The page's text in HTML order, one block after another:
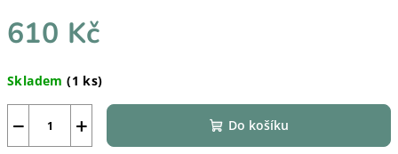
610 Kč
cena:
Skladem(1 ks)
+
− Do košíku